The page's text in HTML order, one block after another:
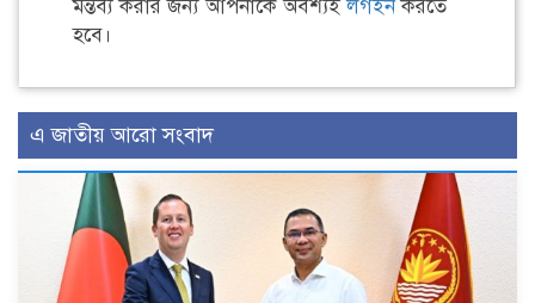
মন্তব্য করার জন্য আপনাকে অবশ্যইলগইনকরতে
হবে।
এ জাতীয় আরো সংবাদ